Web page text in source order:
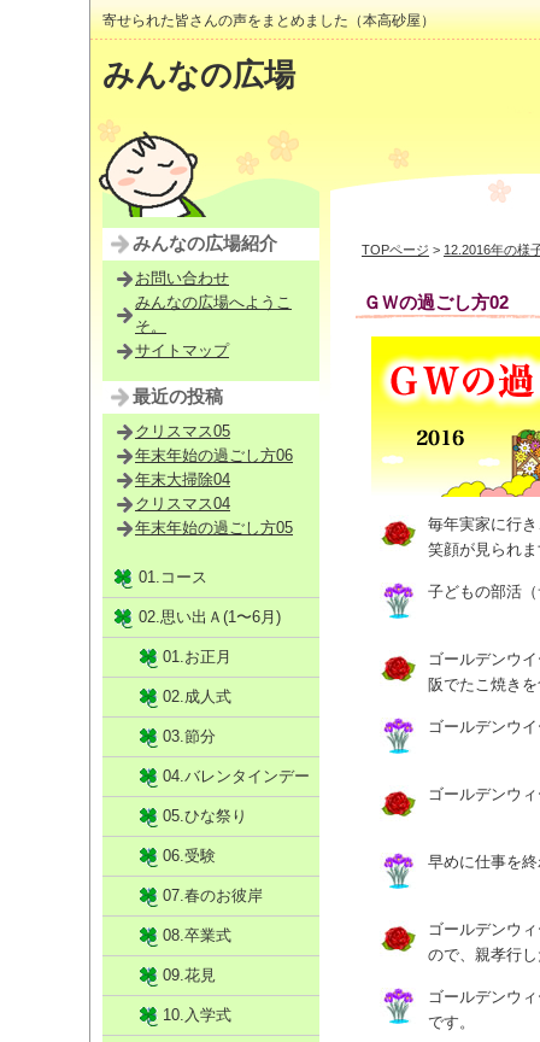
寄せられた皆さんの声をまとめました（本高砂屋）
みんなの広場
TOPページ > 12.2016年の様
ＧＷの過ごし方02
毎年実家に行
笑顔が見られ
子どもの部活
ゴールデンウ
阪でたこ焼き
ゴールデンウ
ゴールデンウ
早めに仕事を
ゴールデンウ
ので、親孝行
ゴールデンウ
です。
みんなの広場紹介
お問い合わせ
みんなの広場へようこ
そ。
サイトマップ
最近の投稿
クリスマス05
年末年始の過ごし方06
年末大掃除04
クリスマス04
年末年始の過ごし方05
01.コース
02.思い出Ａ(1〜6月)
01.お正月
02.成人式
03.節分
04.バレンタインデー
05.ひな祭り
06.受験
07.春のお彼岸
08.卒業式
09.花見
10.入学式